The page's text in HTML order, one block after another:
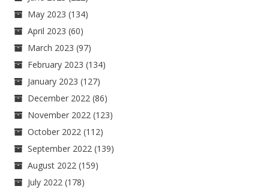
May 2023 (134)
April 2023 (60)
March 2023 (97)
February 2023 (134)
January 2023 (127)
December 2022 (86)
November 2022 (123)
October 2022 (112)
September 2022 (139)
August 2022 (159)
July 2022 (178)